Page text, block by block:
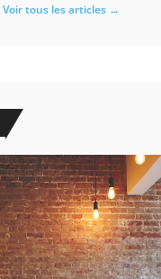
Voir tous les articles →